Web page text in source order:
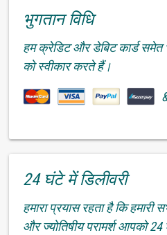
भुगतान विधि
हम क्रेडिट और डेबिट कार्ड समेत
को स्वीकार करते हैं।
24 घंटे में डिलीवरी
हमारा प्रयास रहता है कि हमारी
और ज्योतिषीय परामर्श आपको